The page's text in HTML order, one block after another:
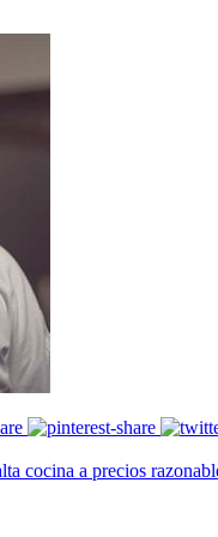
cocina a precios